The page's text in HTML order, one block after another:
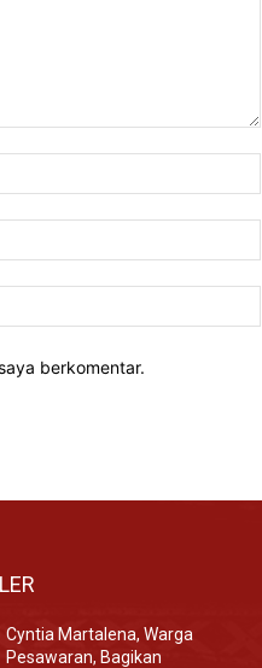
berkomentar.
Cyntia Martalena, Warga
Pesawaran, Bagikan